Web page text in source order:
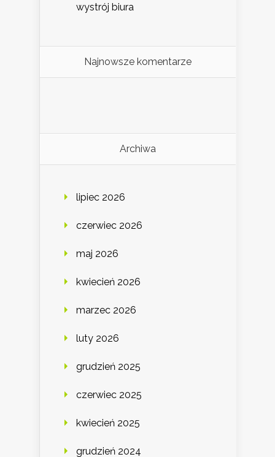
wystrój biura
Najnowsze komentarze
Archiwa
lipiec 2026
czerwiec 2026
maj 2026
kwiecień 2026
marzec 2026
luty 2026
grudzień 2025
czerwiec 2025
kwiecień 2025
grudzień 2024